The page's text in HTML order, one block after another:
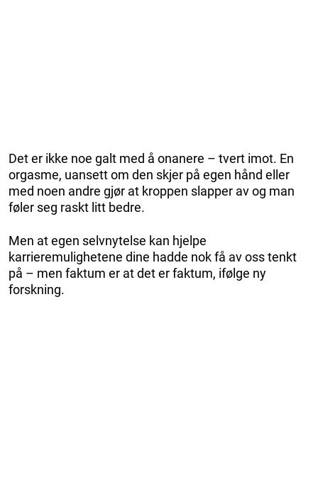
Det er ikke noe galt med å onanere – tvert imot. En
orgasme, uansett om den skjer på egen hånd eller
med noen andre gjør at kroppen slapper av og man
føler seg raskt litt bedre.
Men at egen selvnytelse kan hjelpe
karrieremulighetene dine hadde nok få av oss tenkt
på – men faktum er at det er faktum, ifølge ny
forskning.